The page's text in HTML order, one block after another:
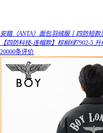
安踏（ANTA）面包羽绒服丨四防短
【四防科技-连帽款】棕榈绿7902-5
20000条评价